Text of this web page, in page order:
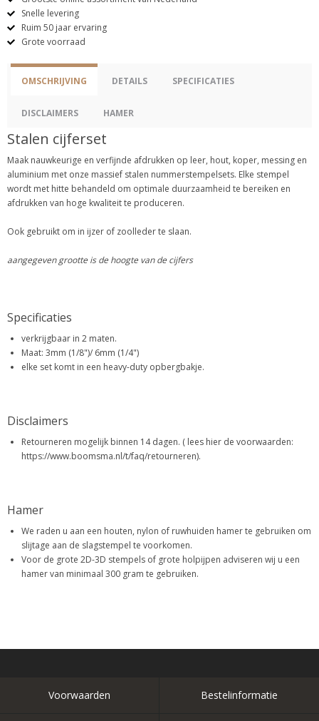
Snelle levering
Ruim 50 jaar ervaring
Grote voorraad
OMSCHRIJVING DETAILS SPECIFICATIES
DISCLAIMERS HAMER
Stalen cijferset
Maak nauwkeurige en verfijnde afdrukken op leer, hout, koper, messing en
aluminium met onze massief stalen nummerstempelsets. Elke stempel
wordt met hitte behandeld om optimale duurzaamheid te bereiken en
afdrukken van hoge kwaliteit te produceren.
Ook gebruikt om in ijzer of zoolleder te slaan.
aangegeven grootte is de hoogte van de cijfers
Specificaties
verkrijgbaar in 2 maten.
Maat: 3mm (1/8")/ 6mm (1/4")
elke set komt in een heavy-duty opbergbakje.
Disclaimers
Retourneren mogelijk binnen 14 dagen. ( lees hier de voorwaarden:
https://www.boomsma.nl/t/faq/retourneren).
Hamer
We raden u aan een houten, nylon of ruwhuiden hamer te gebruiken om
slijtage aan de slagstempel te voorkomen.
Voor de grote 2D-3D stempels of grote holpijpen adviseren wij u een
hamer van minimaal 300 gram te gebruiken.
Voorwaarden Bestelinformatie